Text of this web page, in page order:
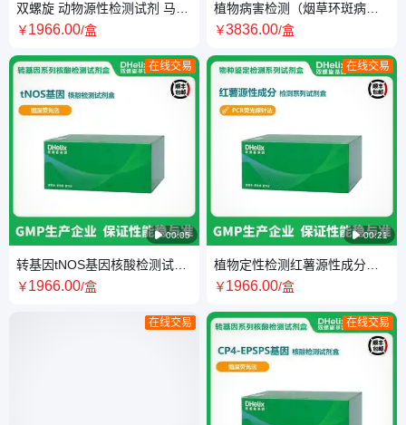
双螺旋 动物源性检测试剂 马源
性成分核酸检测试剂盒
￥1966.00/盒
 00:05
在线交易
转基因tNOS基因核酸检测试剂
盒（恒温荧光法）48T
￥1966.00/盒
在线交易
植物病害检测（烟草环斑病毒
TRSV）试剂盒 pcr荧光探针
￥3836.00/盒
 00:21
在线交易
植物定性检测红薯源性成分核
酸检测试剂盒（PCR-荧光探针
￥1966.00/盒
在线交易